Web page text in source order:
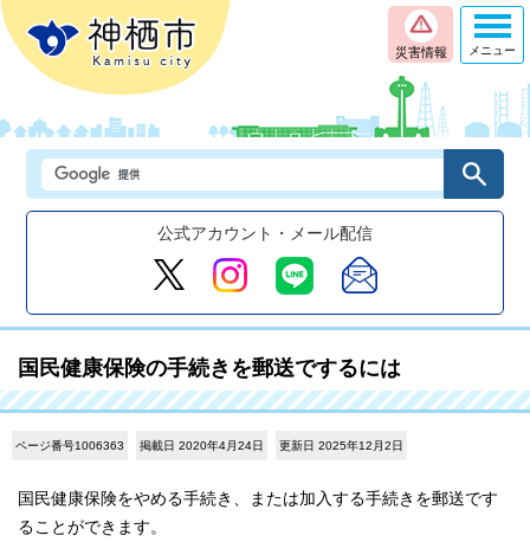
災害情報
公式アカウント・メール配信
メニュー
国民健康保険の手続きを郵送でするには
ページ番号1006363 掲載日 2020年4月24日 更新日 2025年12月2日
国民健康保険をやめる手続き、または加入する手続きを郵送です
ることができます。